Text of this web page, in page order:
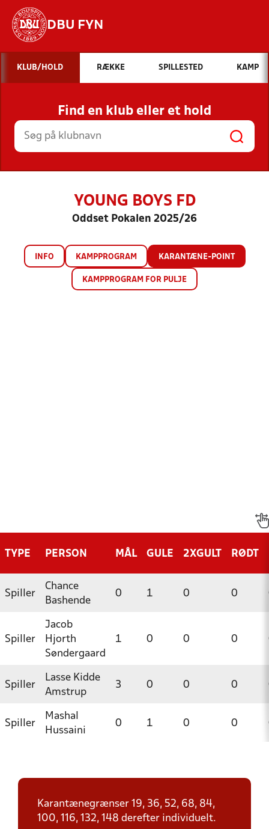
DBU FYN
Hvad vil du søge efter?
INDHOLD OG NYHEDER
STILLINGER, RESULTATER, KLUBBER OG
HOLD
KLUB/HOLD RÆKKE SPILLESTED KAMP
Find en klub eller et hold
YOUNG BOYS FD
Oddset Pokalen 2025/26
INFO KAMPPROGRAM KARANTÆNE-POINT
KAMPPROGRAM FOR PULJE
TYPE PERSON MÅL GULE 2XGULT RØDT
Spiller
Chance
Bashende
0 1 0 0
Spiller
Jacob
Hjorth
Søndergaard
1 0 0 0
Spiller
Lasse Kidde
Amstrup
3 0 0 0
Spiller
Mashal
Hussaini
0 1 0 0
Karantænegrænser 19, 36, 52, 68, 84,
100, 116, 132, 148 derefter individuelt.